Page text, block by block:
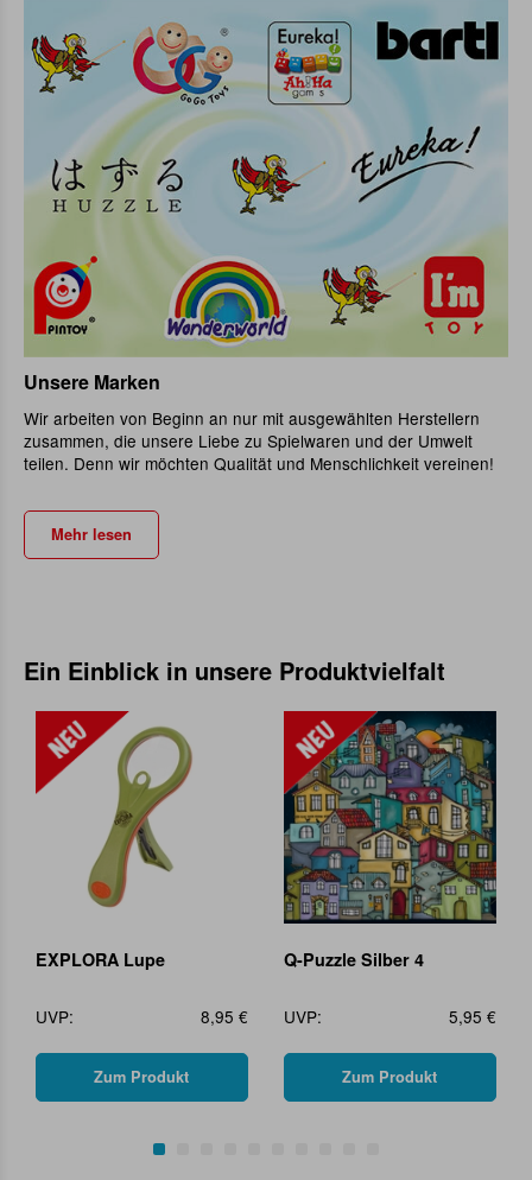
Unsere Marken
Wir arbeiten von Beginn an nur mit ausgewählten Herstellern
zusammen, die unsere Liebe zu Spielwaren und der Umwelt
teilen. Denn wir möchten Qualität und Menschlichkeit vereinen!
Mehr lesen
Ein Einblick in unsere Produktvielfalt
EXPLORA Lupe
UVP: 8,95 €
Zum Produkt
Q-Puzzle Silber 4
UVP: 5,95 €
Zum Produkt